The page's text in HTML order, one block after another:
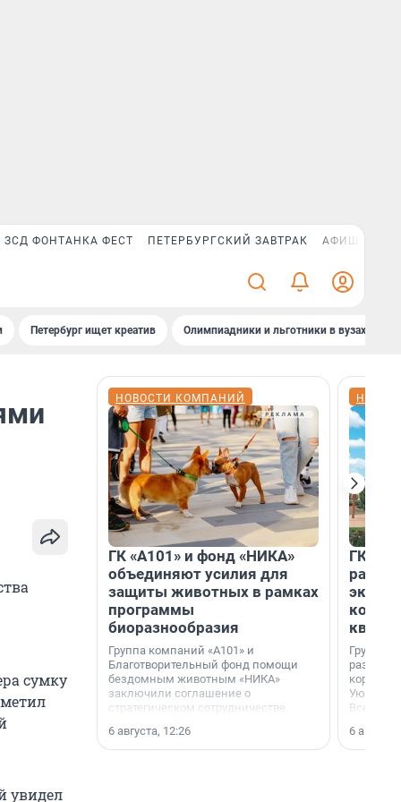
ЗСД ФОНТАНКА ФЕСТ ПЕТЕРБУРГСКИЙ ЗАВТРАК АФИША PLUS
Петербург ищет креатив Олимпиадники и льготники в вузах СПб
сумку
увидел
НОВОСТИ КОМПАНИЙ
ГК «А101» и фонд «НИКА»
объединяют усилия для
защиты животных в рамках
программы
биоразнообразия
Группа компаний «А101» и
Благотворительный фонд помощи
бездомным животным «НИКА»
заключили соглашение о
стратегическом сотрудничестве.
6 августа, 12:26
ГК
Группа
корпуса
Уютный
6